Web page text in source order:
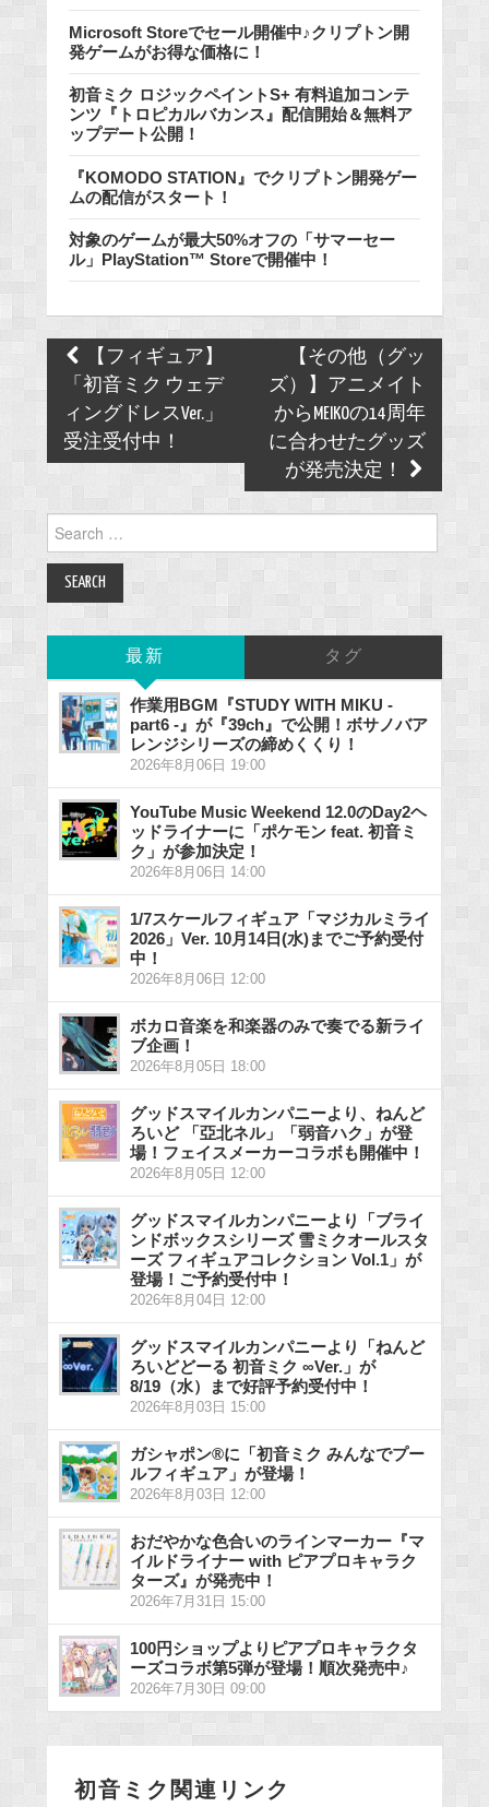
Microsoft Storeでセール開催中♪クリプトン開
発ゲームがお得な価格に！
初音ミク ロジックペイントS+ 有料追加コンテ
ンツ『トロピカルバカンス』配信開始＆無料ア
ップデート公開！
『KOMODO STATION』でクリプトン開発ゲー
ムの配信がスタート！
対象のゲームが最大50%オフの「サマーセー
ル」PlayStation™ Storeで開催中！
Post
navigation
【フィギュア】
「初音ミク ウェデ
ィングドレスVer.」
受注受付中！
【その他（グッ
ズ）】アニメイト
からMEIKOの14周年
に合わせたグッズ
が発売決定！
for:
最新 タグ
作業用BGM『STUDY WITH MIKU -
part6 -』が『39ch』で公開！ボサノバア
レンジシリーズの締めくくり！
2026年8月06日 19:00
YouTube Music Weekend 12.0のDay2ヘ
ッドライナーに「ポケモン feat. 初音ミ
ク」が参加決定！
2026年8月06日 14:00
1/7スケールフィギュア「マジカルミライ
2026」Ver. 10月14日(水)までご予約受付
中！
2026年8月06日 12:00
ボカロ音楽を和楽器のみで奏でる新ライ
ブ企画！
2026年8月05日 18:00
グッドスマイルカンパニーより、ねんど
ろいど 「亞北ネル」「弱音ハク」が登
場！フェイスメーカーコラボも開催中！
2026年8月05日 12:00
グッドスマイルカンパニーより「ブライ
ンドボックスシリーズ 雪ミクオールスタ
ーズ フィギュアコレクション Vol.1」が
登場！ご予約受付中！
2026年8月04日 12:00
グッドスマイルカンパニーより「ねんど
ろいどどーる 初音ミク ∞Ver.」が
8/19（水）まで好評予約受付中！
2026年8月03日 15:00
ガシャポン®に「初音ミク みんなでプー
ルフィギュア」が登場！
2026年8月03日 12:00
おだやかな色合いのラインマーカー『マ
イルドライナー with ピアプロキャラク
ターズ』が発売中！
2026年7月31日 15:00
100円ショップよりピアプロキャラクタ
ーズコラボ第5弾が登場！順次発売中♪
2026年7月30日 09:00
初音ミク関連リンク